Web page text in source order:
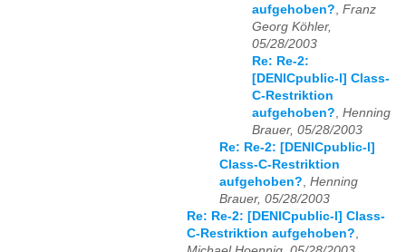
aufgehoben? Franz
Georg Köhler,
05/28/2003
Re: Re-2:
[DENICpublic-l] Class-
C-Restriktion
aufgehoben? Henning
Brauer, 05/28/2003
Re: Re-2: [DENICpublic-l]
Class-C-Restriktion
aufgehoben? Henning
Brauer, 05/28/2003
Re: Re-2: [DENICpublic-l] Class-
C-Restriktion aufgehoben?